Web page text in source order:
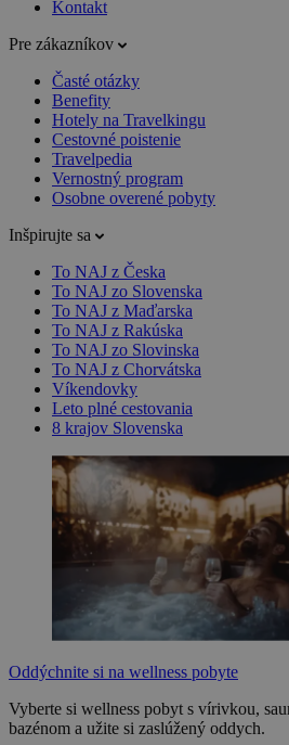
Kontakt
Pre zákazníkov
Časté otázky
Benefity
Hotely na Travelkingu
Cestovné poistenie
Travelpedia
Vernostný program
Osobne overené pobyty
Inšpirujte sa
To NAJ z Česka
To NAJ zo Slovenska
To NAJ z Maďarska
To NAJ z Rakúska
To NAJ zo Slovinska
To NAJ z Chorvátska
Víkendovky
Leto plné cestovania
8 krajov Slovenska
Oddýchnite si na wellness pobyte
Vyberte si wellness pobyt s vírivkou,
bazénom a užite si zaslúžený oddych.